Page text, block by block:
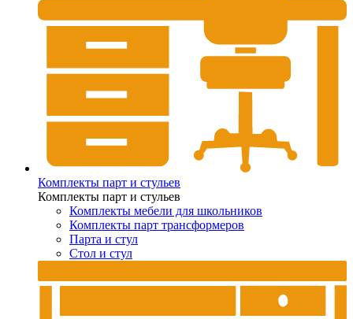
Комплекты парт и стульев
Комплекты парт и стульев
Комплекты мебели для школьников
Комплекты парт трансформеров
Парта и стул
Стол и стул